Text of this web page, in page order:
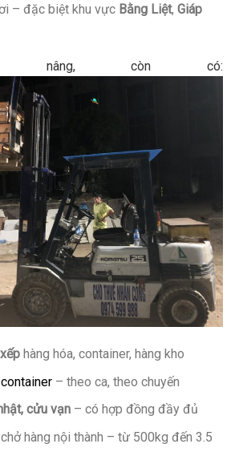
– đặc biệt khu vực Bằng Liệt,Giáp
nâng, còn có:
hàng hóa, container, hàng kho
– theo ca, theo chuyến
cửu vạn– có hợp đồng đầy đủ
hàng nội thành – từ 500kg đến 3.5